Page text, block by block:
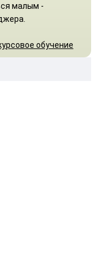
малым -
обучение